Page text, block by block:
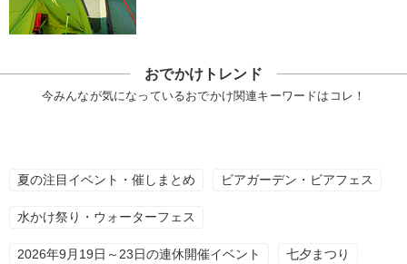
おでかけトレンド
今みんなが気になっているおでかけ関連キーワードはコレ！
夏の注目イベント・催しまとめ ビアガーデン・ビアフェス
水かけ祭り・ウォーターフェス
2026年9月19日～23日の連休開催イベント 七夕まつり